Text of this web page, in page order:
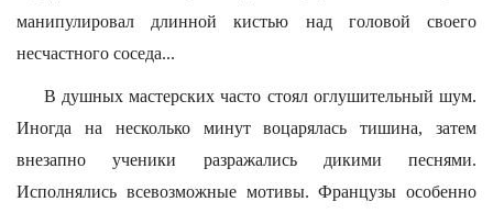
манипулировал длинной кистью над головой своего
несчастного соседа...
В душных мастерских часто стоял оглушительный шум.
Иногда на несколько минут воцарялась тишина, затем
внезапно ученики разражались дикими песнями.
Исполнялись всевозможные мотивы. Французы особенно